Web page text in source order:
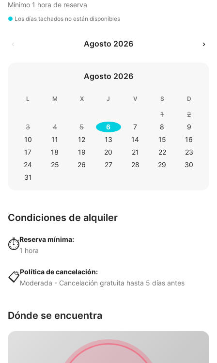
Mínimo 1 hora de reserva
● Los días tachados no están disponibles
‹ Agosto 2026 ›
Agosto 2026
L M X J V S D
1
2
3
4 5 6 7 8
9
10
11 12 13 14 15
16
17
18 19 20 21 22
23
24
25 26 27 28 29
30
31
Condiciones de alquiler
⏱️Reserva mínima:
1 hora
📋Política de cancelación:
Moderada - Cancelación gratuita hasta 5 días antes
Dónde se encuentra